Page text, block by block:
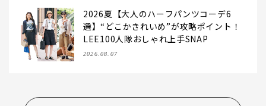
2026夏【大人のハーフパンツコーデ6
選】“どこかきれいめ”が攻略ポイント！
LEE100人隊おしゃれ上手SNAP
2026.08.07